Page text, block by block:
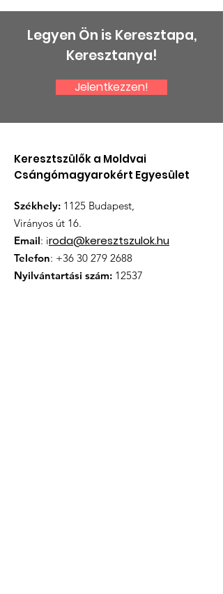
Legyen Ön is Keresztapa,
Keresztanya!
Jelentkezzen!
Keresztszülők a Moldvai
Csángómagyarokért Egyesület
Székhely: 1125 Budapest,
Virányos út 16.
Email: iroda@keresztszulok.hu
Telefon: +36 30 279 2688
Nyilvántartási szám: 12537